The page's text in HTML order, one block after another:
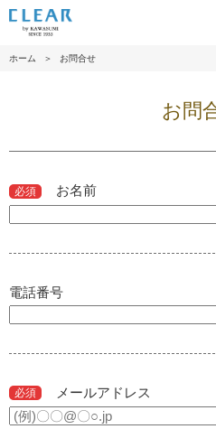
ホーム ＞ お問合せ
お問
必須 お名前
電話番号
必須 メールアドレス